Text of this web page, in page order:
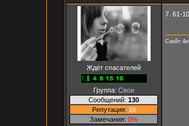
Ждёт спасателей
Группа: Свои
Сообщений: 130
Репутация: 16
Замечания: 0%
7. 61-
Скейт